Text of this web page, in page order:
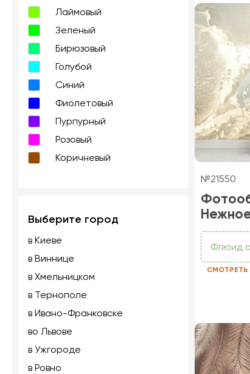
Лаймовый
Зеленый
Бирюзовый
Голубой
Синий
Фиолетовый
Пурпурный
Розовый
Коричневый
Выберите город
в Киеве
в Виннице
в Хмельницком
в Тернополе
в Ивано-Франковске
во Львове
в Ужгороде
в Ровно
№21550
Флюид
СМОТРЕТЬ